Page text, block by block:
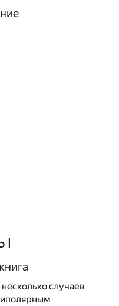
I
случаев